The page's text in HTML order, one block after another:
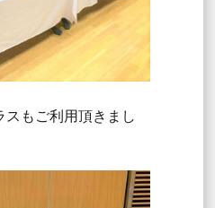
もご利用頂きまし